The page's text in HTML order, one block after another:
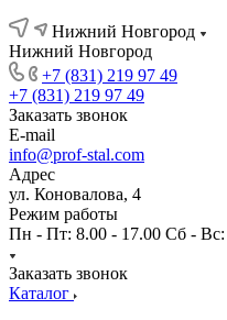
Нижний Новгород
Нижний Новгород
+7 (831) 219 97 49
+7 (831) 219 97 49
Заказать звонок
E-mail
info@prof-stal.com
Адрес
ул. Коновалова, 4
Режим работы
Пн - Пт: 8.00 - 17.00 Сб -
Заказать звонок
Каталог